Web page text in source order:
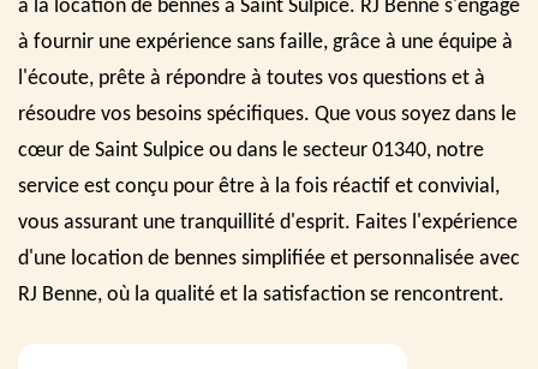
à la location de bennes à Saint Sulpice. RJ Benne s'engage
à fournir une expérience sans faille, grâce à une équipe à
l'écoute, prête à répondre à toutes vos questions et à
résoudre vos besoins spécifiques. Que vous soyez dans le
cœur de Saint Sulpice ou dans le secteur 01340, notre
service est conçu pour être à la fois réactif et convivial,
vous assurant une tranquillité d'esprit. Faites l'expérience
d'une location de bennes simplifiée et personnalisée avec
RJ Benne, où la qualité et la satisfaction se rencontrent.